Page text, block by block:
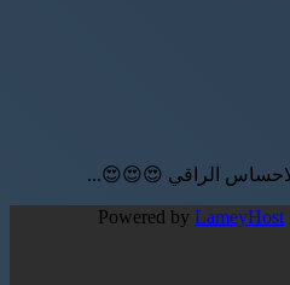
الراقي 😍😍😍...
Powered by LameyHost